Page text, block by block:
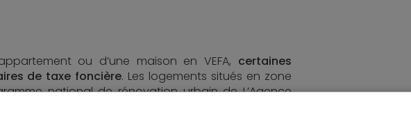
ou d’une maison en VEFA, certaines
de taxe foncière. Les logements situés en zone
national de rénovation urbain de L’Agence
bénéficier d’une réduction de TVA.